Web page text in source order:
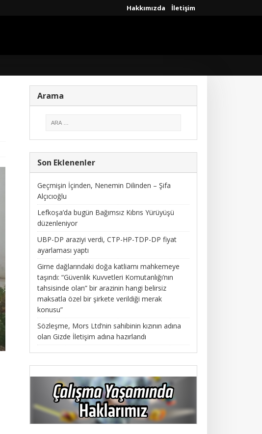
Hakkımızda İletişim
Arama
Son Eklenenler
Geçmişin İçinden, Nenemin Dilinden – Şifa
Alçıcıoğlu
Lefkoşa’da bugün Bağımsız Kıbrıs Yürüyüşü
düzenleniyor
UBP-DP araziyi verdi, CTP-HP-TDP-DP fiyat
ayarlaması yaptı
Girne dağlarındaki doğa katliamı mahkemeye
taşındı: “Güvenlik Kuvvetleri Komutanlığı’nın
tahsisinde olan” bir arazinin hangi belirsiz
maksatla özel bir şirkete verildiği merak
konusu”
Sözleşme, Mors Ltd’nin sahibinin kızının adına
olan Gizde İletişim adına hazırlandı